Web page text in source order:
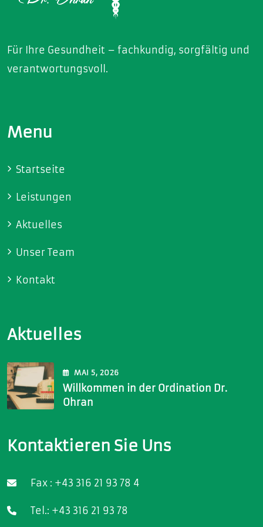
Für Ihre Gesundheit – fachkundig, sorgfältig und
verantwortungsvoll.
Menu
Startseite
Leistungen
Aktuelles
Unser Team
Kontakt
Aktuelles
MAI5, 2026
Willkommen in der Ordination Dr.
Ohran
Kontaktieren Sie Uns
Fax : +43 316 21 93 78 4
Tel.: +43 316 21 93 78